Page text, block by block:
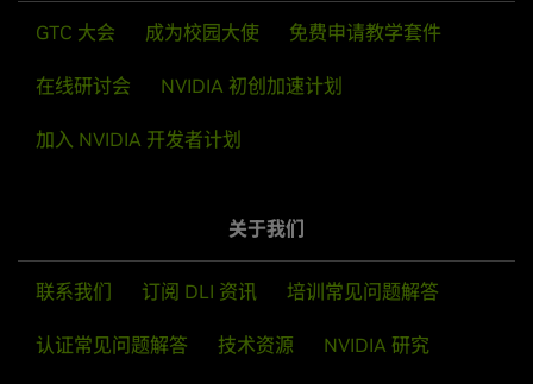
GTC 大会 成为校园大使 免费申请教学套件
在线研讨会 NVIDIA 初创加速计划
加入 NVIDIA 开发者计划
关于我们
联系我们 订阅 DLI 资讯 培训常见问题解答
认证常见问题解答 技术资源 NVIDIA 研究